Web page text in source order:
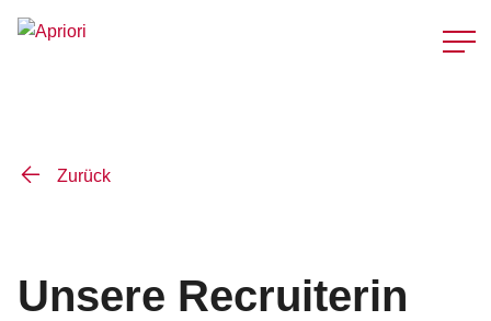
Zurück
Unsere Recruiterin